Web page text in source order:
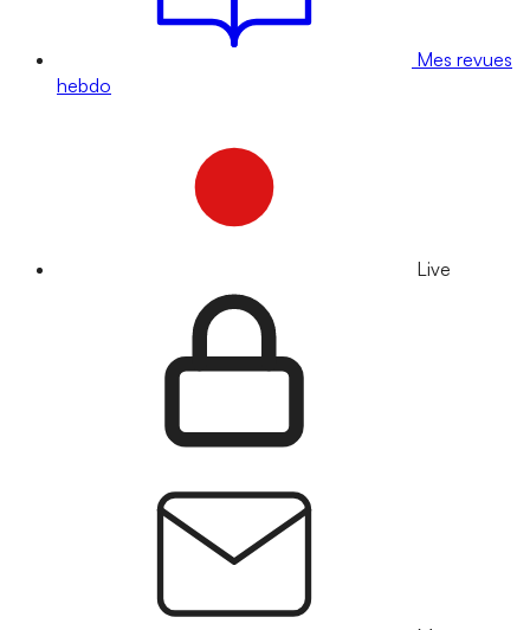
Mes revues
hebdo
Live